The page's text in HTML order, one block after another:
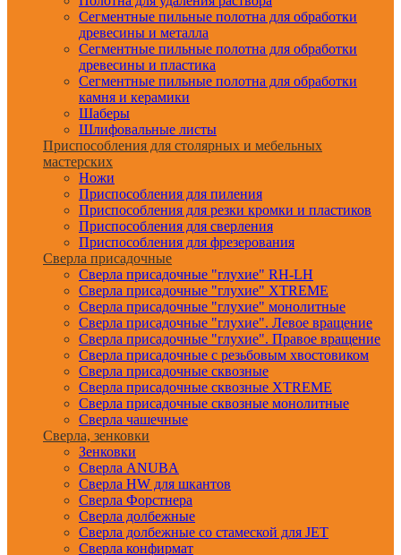
Сегментные пильные полотна для обработки
древесины и металла
Сегментные пильные полотна для обработки
древесины и пластика
Сегментные пильные полотна для обработки
камня и керамики
Шаберы
Шлифовальные листы
Приспособления для столярных и мебельных
мастерских
Ножи
Приспособления для пиления
Приспособления для резки кромки и пластиков
Приспособления для сверления
Приспособления для фрезерования
Сверла присадочные
Сверла присадочные "глухие" RH-LH
Сверла присадочные "глухие" XTREME
Сверла присадочные "глухие" монолитные
Сверла присадочные "глухие". Левое вращение
Сверла присадочные "глухие". Правое вращение
Сверла присадочные с резьбовым хвостовиком
Сверла присадочные сквозные
Сверла присадочные сквозные XTREME
Сверла присадочные сквозные монолитные
Сверла чашечные
Сверла, зенковки
Зенковки
Сверла ANUBA
Сверла HW для шкантов
Сверла Форстнера
Сверла долбежные
Сверла долбежные со стамеской для JET
Сверла конфирмат